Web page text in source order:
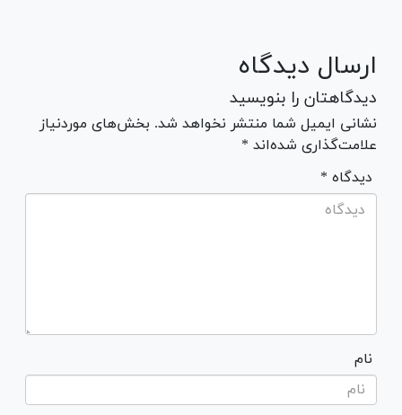
ارسال دیدگاه
دیدگاهتان را بنویسید
نشانی ایمیل شما منتشر نخواهد شد. بخش‌های موردنیاز
علامت‌گذاری شده‌اند *
* دیدگاه
نام